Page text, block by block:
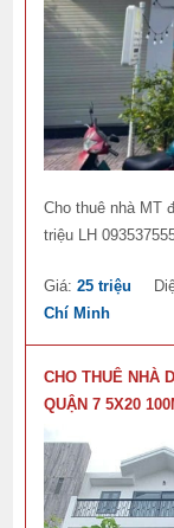
Cho thuê nhà MT
triệu LH
Giá:25 triệu
Chí Minh
CHO THUÊ NHÀ
QUẬN 7 5X20